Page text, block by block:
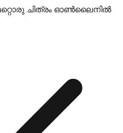
ചിത്രം ഓൺലൈനിൽ